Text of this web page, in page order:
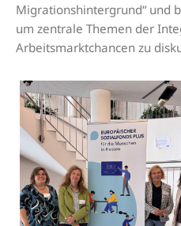
Migrationshintergrund“ und
um zentrale Themen der
Arbeitsmarktchancen zu